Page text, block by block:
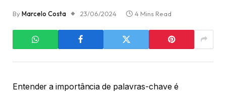
ByMarcelo Costa 23/06/2024 4 Mins Read
Entender a importância de palavras-chave é